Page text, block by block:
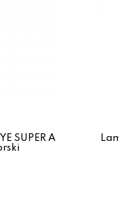
SUPER A